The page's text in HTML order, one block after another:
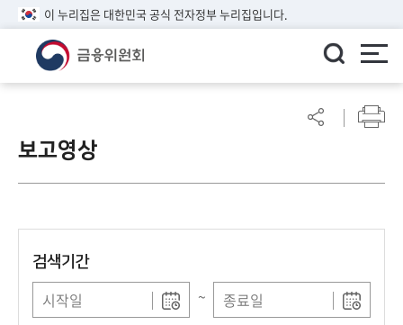
이 누리집은 대한민국 공식 전자정부 누리집입니다.
린
이알
보고영상
검색기간
~